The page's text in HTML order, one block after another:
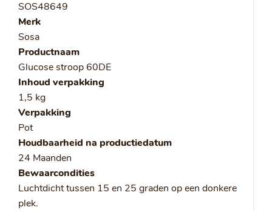
SOS48649
Merk
Sosa
Productnaam
Glucose stroop 60DE
Inhoud verpakking
1,5 kg
Verpakking
Pot
Houdbaarheid na productiedatum
24 Maanden
Bewaarcondities
Luchtdicht tussen 15 en 25 graden op een donkere
plek.